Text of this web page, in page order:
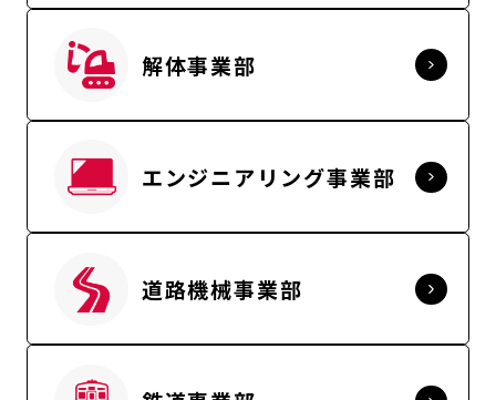
解体事業部
エンジニアリング事業部
道路機械事業部